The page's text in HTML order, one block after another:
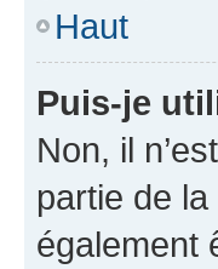
Haut
Puis-je
Non, il
partie de
également